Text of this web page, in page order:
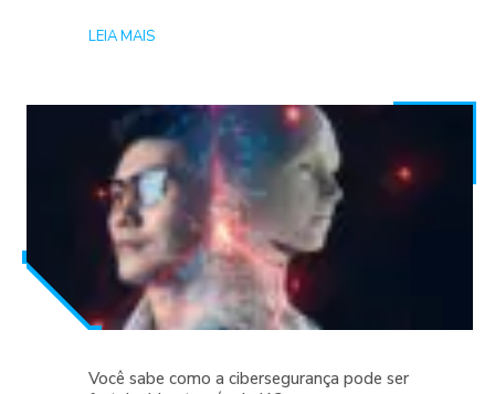
LEIA MAIS
Você sabe como a cibersegurança pode ser